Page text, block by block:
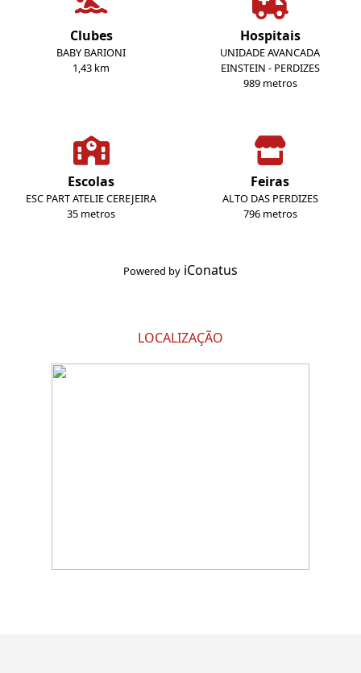
Clubes
BABY BARIONI
1,43 km
Hospitais
UNIDADE AVANCADA
EINSTEIN - PERDIZES
989 metros
Escolas
ESC PART ATELIE CEREJEIRA
35 metros
Feiras
ALTO DAS PERDIZES
796 metros
Powered by iConatus
LOCALIZAÇÃO